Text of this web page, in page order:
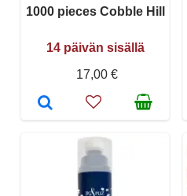
1000 pieces Cobble Hill
14 päivän sisällä
17,00 €